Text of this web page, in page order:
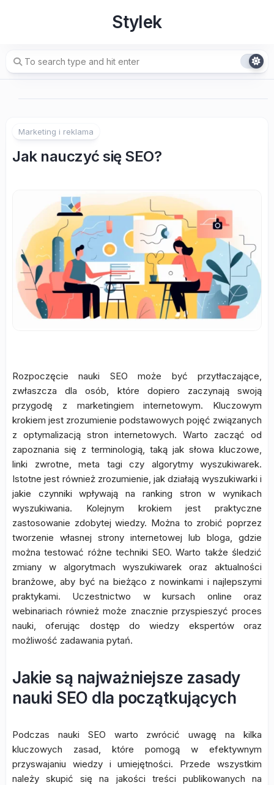
Stylek
Marketing i reklama
Jak nauczyć się SEO?
Rozpoczęcie nauki SEO może być przytłaczające,
zwłaszcza dla osób, które dopiero zaczynają swoją
przygodę z marketingiem internetowym. Kluczowym
krokiem jest zrozumienie podstawowych pojęć związanych
z optymalizacją stron internetowych. Warto zacząć od
zapoznania się z terminologią, taką jak słowa kluczowe,
linki zwrotne, meta tagi czy algorytmy wyszukiwarek.
Istotne jest również zrozumienie, jak działają wyszukiwarki i
jakie czynniki wpływają na ranking stron w wynikach
wyszukiwania. Kolejnym krokiem jest praktyczne
zastosowanie zdobytej wiedzy. Można to zrobić poprzez
tworzenie własnej strony internetowej lub bloga, gdzie
można testować różne techniki SEO. Warto także śledzić
zmiany w algorytmach wyszukiwarek oraz aktualności
branżowe, aby być na bieżąco z nowinkami i najlepszymi
praktykami. Uczestnictwo w kursach online oraz
webinariach również może znacznie przyspieszyć proces
nauki, oferując dostęp do wiedzy ekspertów oraz
możliwość zadawania pytań.
Jakie są najważniejsze zasady
nauki SEO dla początkujących
Podczas nauki SEO warto zwrócić uwagę na kilka
kluczowych zasad, które pomogą w efektywnym
przyswajaniu wiedzy i umiejętności. Przede wszystkim
należy skupić się na jakości treści publikowanych na